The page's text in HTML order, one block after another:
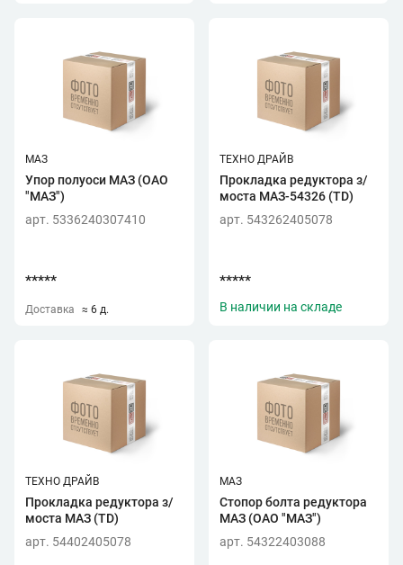
МАЗ
Упор полуоси МАЗ (ОАО
"МАЗ")
арт. 5336240307410
*****
Доставка ≈ 6 д.
ТЕХНО ДРАЙВ
Прокладка редуктора з/
моста МАЗ-54326 (TD)
арт. 543262405078
*****
В наличии на складе
ТЕХНО ДРАЙВ
Прокладка редуктора з/
моста МАЗ (TD)
арт. 54402405078
МАЗ
Стопор болта редуктора
МАЗ (ОАО "МАЗ")
арт. 54322403088